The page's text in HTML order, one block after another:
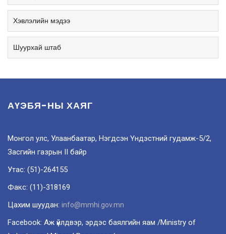
Хэвлэлийн мэдээ
Шуурхай штаб
АҮЭБЯ-НЫ ХАЯГ
Монгол улс, Улаанбаатар, Нэгдсэн Үндэстний гудамж-5/2,
Засгийн газрын II байр
Утас: (51)-264155
Факс: (11)-318169
Цахим шуудан: info@mmhi.gov.mn
Facebook: Аж үйлдвэр, эрдэс баялгийн яам /Ministry of